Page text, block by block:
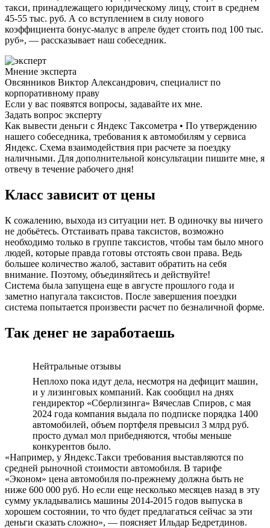
такси, принадлежащего юридическому лицу, стоит в среднем
45-55 тыс. руб. А со вступлением в силу нового
коэффициента бонус-малус в апреле будет стоить под 100 тыс.
руб», — рассказывает наш собеседник.
Мнение эксперта
Овсянников Виктор Александрович, специалист по
корпоративному праву
Если у вас появятся вопросы, задавайте их мне.
Задать вопрос эксперту
Как вывести деньги с Яндекс Таксометра • По утверждению
нашего собеседника, требования к автомобилям у сервиса
Яндекс. Схема взаимодействия при расчете за поездку
наличными. Для дополнительной консультации пишите мне, я
отвечу в течение рабочего дня!
Класс зависит от цены
К сожалению, выхода из ситуации нет. В одиночку вы ничего
не добьётесь. Отстаивать права таксистов, возможно
необходимо только в группе таксистов, чтобы там было много
людей, которые правда готовы отстоять свои права. Ведь
большее количество жалоб, заставит обратить на себя
внимание. Поэтому, объединяйтесь и действуйте!
Система была запущена еще в августе прошлого года и
заметно напугала таксистов. После завершения поездки
система попытается произвести расчет по безналичной форме.
Так денег не заработаешь
Нейтральные отзывы
Неплохо пока идут дела, несмотря на дефицит машин,
и у лизинговых компаний. Как сообщил на днях
гендиректор «Сберлизинга» Вячеслав Спиров, с мая
2024 года компания выдала по подписке порядка 1400
автомобилей, объем портфеля превысил 3 млрд руб.
просто думал мол прибедняются, чтобы меньше
конкурентов было.
«Например, у Яндекс.Такси требования выставляются по
средней рыночной стоимости автомобиля. В тарифе
«Эконом» цена автомобиля по-прежнему должна быть не
ниже 600 000 руб. Но если еще несколько месяцев назад в эту
сумму укладывались машины 2014-2015 годов выпуска в
хорошем состоянии, то что будет предлагаться сейчас за эти
деньги сказать сложно», — поясняет Ильдар Бедретдинов.